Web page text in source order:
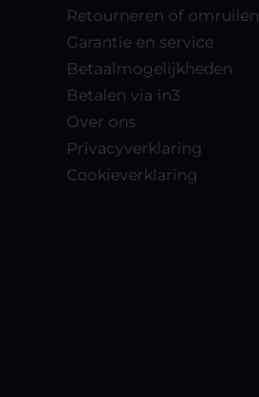
Retourneren of omruilen
Garantie en service
Betaalmogelijkheden
Betalen via in3
Over ons
Privacyverklaring
Cookieverklaring